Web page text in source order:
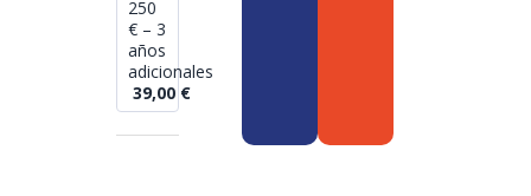
250
€ – 3
años
adicionales
39,00 €